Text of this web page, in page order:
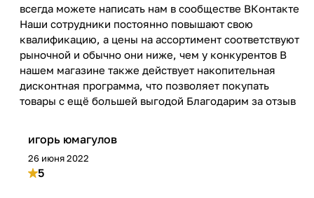
всегда можете написать нам в сообществе ВКонтакте
Наши сотрудники постоянно повышают свою
квалификацию, а цены на ассортимент соответствуют
рыночной и обычно они ниже, чем у конкурентов В
нашем магазине также действует накопительная
дисконтная программа, что позволяет покупать
товары с ещё большей выгодой Благодарим за отзыв
игорь юмагулов
26 июня 2022
5